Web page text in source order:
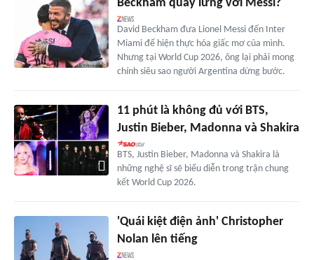
Beckham quay lưng với Messi?
David Beckham đưa Lionel Messi đến Inter
Miami để hiện thực hóa giấc mơ của mình.
Nhưng tại World Cup 2026, ông lại phải mong
chính siêu sao người Argentina dừng bước.
11 phút là không đủ với BTS,
Justin Bieber, Madonna và Shakira
BTS, Justin Bieber, Madonna và Shakira là
những nghệ sĩ sẽ biểu diễn trong trận chung
kết World Cup 2026.
'Quái kiệt điện ảnh' Christopher
Nolan lên tiếng